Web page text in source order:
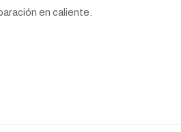
en caliente.